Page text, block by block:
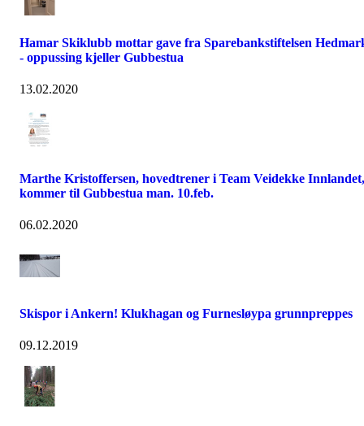
Hamar Skiklubb mottar gave fra Sparebankstiftelsen
- oppussing kjeller Gubbestua
13.02.2020
Marthe Kristoffersen, hovedtrener i Team Veidekke Innlandet,
kommer til Gubbestua man. 10.feb.
06.02.2020
Skispor i Ankern! Klukhagan og Furnesløypa grunnpreppes
09.12.2019